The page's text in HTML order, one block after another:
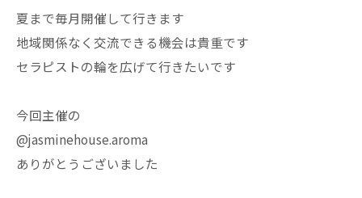
夏まで毎月開催して行きます
地域関係なく交流できる機会は貴重です
セラピストの輪を広げて行きたいです
今回主催の
@jasminehouse.aroma
ありがとうございました